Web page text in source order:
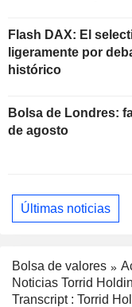
Flash DAX: El
ligeramente por
histórico
Bolsa de Londres:
de agosto
Últimas noticias
Bolsa de valores
Noticias Torrid
Transcript : Torrid